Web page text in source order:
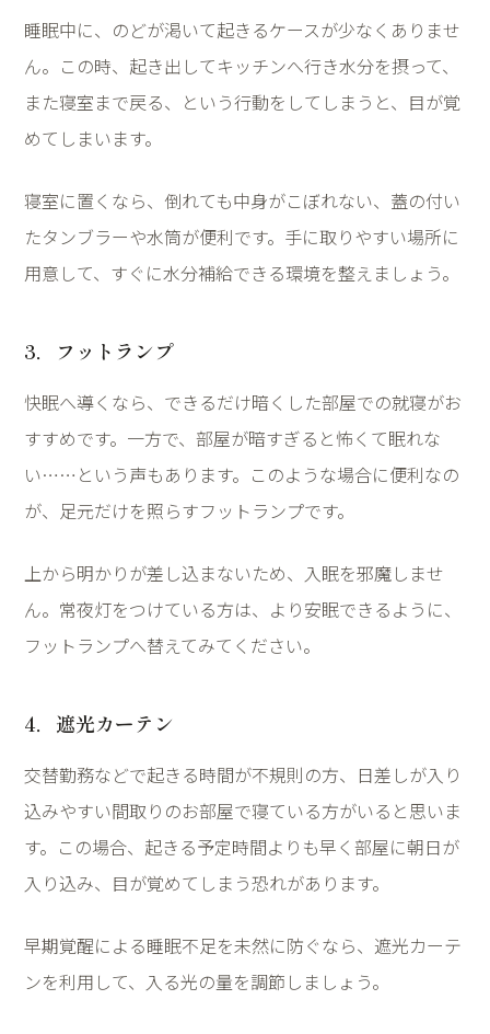
睡眠中に、のどが渇いて起きるケースが少なくありませ
ん。この時、起き出してキッチンへ行き水分を摂って、
また寝室まで戻る、という行動をしてしまうと、目が覚
めてしまいます。
寝室に置くなら、倒れても中身がこぼれない、蓋の付い
たタンブラーや水筒が便利です。手に取りやすい場所に
用意して、すぐに水分補給できる環境を整えましょう。
3．フットランプ
快眠へ導くなら、できるだけ暗くした部屋での就寝がお
すすめです。一方で、部屋が暗すぎると怖くて眠れな
い…… という声もあります。このような場合に便利なの
が、足元だけを照らすフットランプです。
上から明かりが差し込まないため、入眠を邪魔しませ
ん。常夜灯をつけている方は、より安眠できるように、
フットランプへ替えてみてください。
4．遮光カーテン
交替勤務などで起きる時間が不規則の方、日差しが入り
込みやすい間取りのお部屋で寝ている方がいると思いま
す。この場合、起きる予定時間よりも早く部屋に朝日が
入り込み、目が覚めてしまう恐れがあります。
早期覚醒による睡眠不足を未然に防ぐなら、遮光カーテ
ンを利用して、入る光の量を調節しましょう。